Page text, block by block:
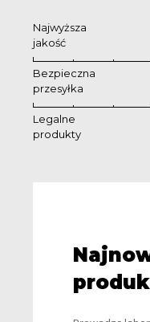
Najwyższa
jakość
Bezpieczna
przesyłka
Legalne
produkty